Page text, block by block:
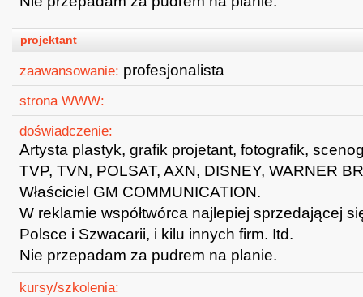
projektant
zaawansowanie: profesjonalista
strona WWW:
doświadczenie:
Artysta plastyk, grafik projetant, fotografik,
TVP, TVN, POLSAT, AXN, DISNEY, WARNER
Właściciel GM COMMUNICATION.
W reklamie współtwórca najlepiej sprzedającej
Polsce i Szwacarii, i kilu innych firm. Itd.
Nie przepadam za pudrem na planie.
kursy/szkolenia: